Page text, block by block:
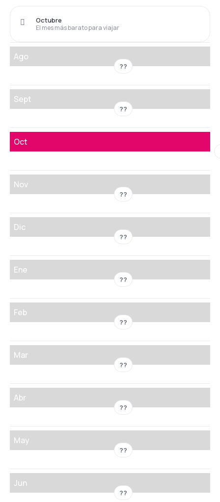
El mes más barato para viajar
Octubre
Ago
??
Sept
??
Oct
Nov
??
Dic
??
Ene
??
Feb
??
Mar
??
Abr
??
May
??
Jun
??